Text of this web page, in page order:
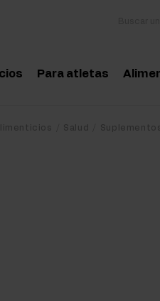
Para atletas
Salud